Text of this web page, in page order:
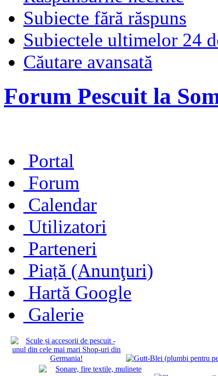
Subiecte fără răspuns
Subiectele ultimelor 24
Căutare avansată
Forum Pescuit la
Portal
Forum
Calendar
Utilizatori
Parteneri
Piață (Anunţuri)
Hartă Google
Galerie